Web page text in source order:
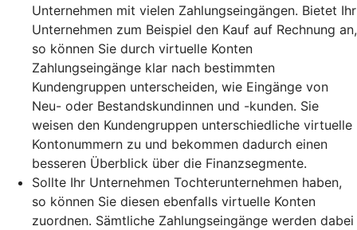
Unternehmen mit vielen Zahlungseingängen. Bietet Ihr
Unternehmen zum Beispiel den Kauf auf Rechnung an,
so können Sie durch virtuelle Konten
Zahlungseingänge klar nach bestimmten
Kundengruppen unterscheiden, wie Eingänge von
Neu- oder Bestandskundinnen und -kunden. Sie
weisen den Kundengruppen unterschiedliche virtuelle
Kontonummern zu und bekommen dadurch einen
besseren Überblick über die Finanzsegmente.
Sollte Ihr Unternehmen Tochterunternehmen haben,
so können Sie diesen ebenfalls virtuelle Konten
zuordnen. Sämtliche Zahlungseingänge werden dabei